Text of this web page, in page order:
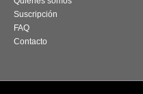
Suscripción
FAQ
Contacto